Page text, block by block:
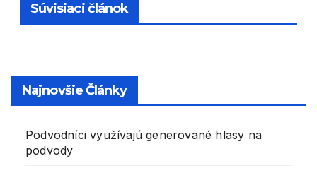
Súvisiaci článok
Najnovšie Články
Podvodníci využívajú generované hlasy na
podvody